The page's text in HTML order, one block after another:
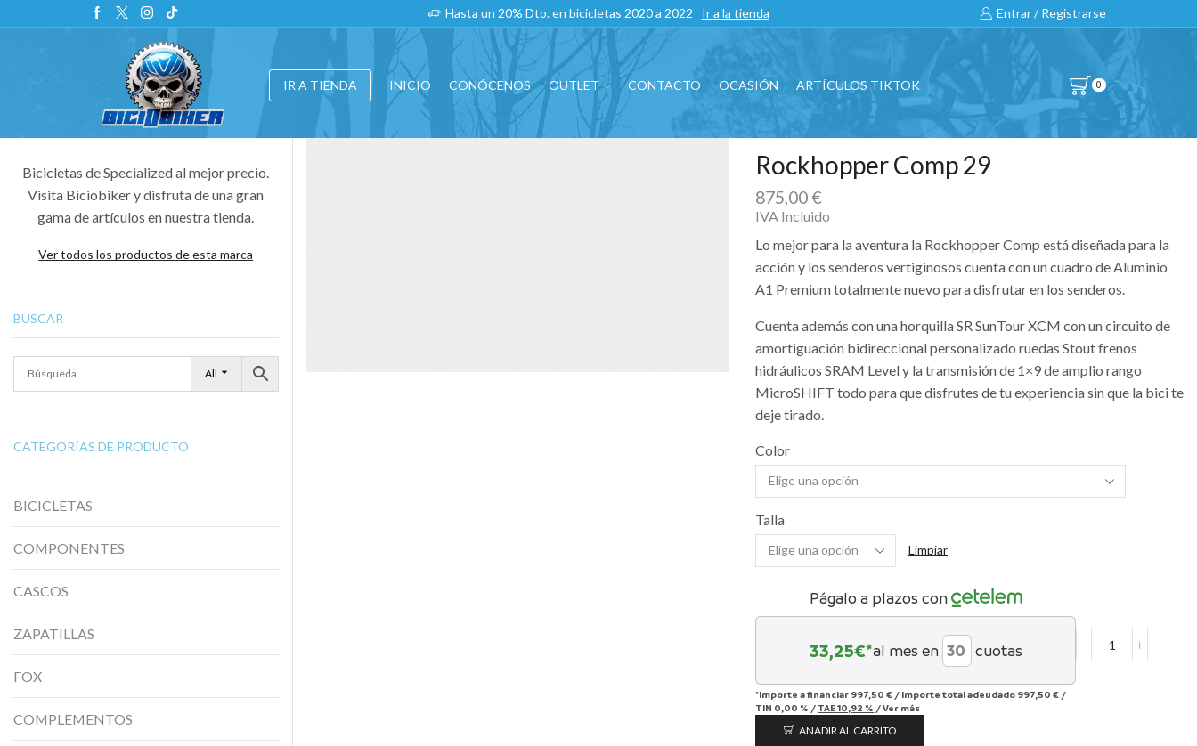
Hasta un 20% Dto. en bicicletas 2020 a 2022 Ir a la tienda Entrar / Registrarse
IR A TIENDA INICIO CONÓCENOS OUTLET CONTACTO OCASIÓN ARTÍCULOS TIKTOK 0
Rockhopper Comp 29
875,00€
IVA Incluido
Lo mejor para la aventura la Rockhopper Comp está diseñada para la
acción y los senderos vertiginosos cuenta con un cuadro de Aluminio
A1 Premium totalmente nuevo para disfrutar en los senderos.
Cuenta además con una horquilla SR SunTour XCM con un circuito de
amortiguación bidireccional personalizado ruedas Stout frenos
hidráulicos SRAM Level y la transmisión de 1×9 de amplio rango
MicroSHIFT todo para que disfrutes de tu experiencia sin que la bici te
deje tirado.
Color
Talla
Limpiar
Págalo a plazos con
33,25€*al mes en cuotas
*Importe a financiar 997,50 € / Importe total adeudado 997,50 € /
TIN 0,00 % / TAE10,92 % /Ver más
Rockhopper
AÑADIR AL CARRITO
Bicicletas de Specialized al mejor precio.
Visita Biciobiker y disfruta de una gran
gama de artículos en nuestra tienda.
Ver todos los productos de esta marca
BUSCAR
All
CATEGORÍAS DE PRODUCTO
BICICLETAS
COMPONENTES
CASCOS
ZAPATILLAS
FOX
COMPLEMENTOS